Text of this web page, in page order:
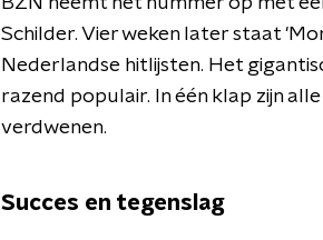
Schilder. Vier weken later staat
Nederlandse hitlijsten. Het
razend populair. In één klap zijn
verdwenen.
Succes en tegenslag